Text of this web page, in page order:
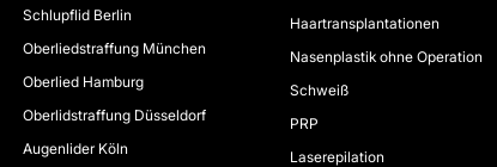
Schlupflid Berlin
Oberliedstraffung München
Oberlied Hamburg
Oberlidstraffung Düsseldorf
Augenlider Köln
Haartransplantationen
Nasenplastik ohne Operation
Schweiß
PRP
Laserepilation